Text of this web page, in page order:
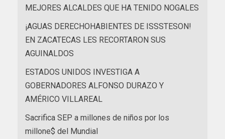
MEJORES ALCALDES QUE HA TENIDO NOGALES
¡AGUAS DERECHOHABIENTES DE ISSSTESON!
EN ZACATECAS LES RECORTARON SUS
AGUINALDOS
ESTADOS UNIDOS INVESTIGA A
GOBERNADORES ALFONSO DURAZO Y
AMÉRICO VILLAREAL
Sacrifica SEP a millones de niños por los
millone$ del Mundial